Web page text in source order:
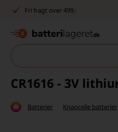
Fri fragt over 499,-
Dansk lager
1040+
Dag-til-dag levering
CR1616 - 3V
Batterier Knapcelle batterier